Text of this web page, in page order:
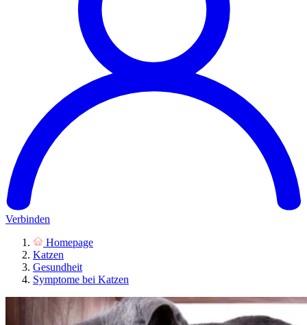
Verbinden
Homepage
Katzen
Gesundheit
Symptome bei Katzen